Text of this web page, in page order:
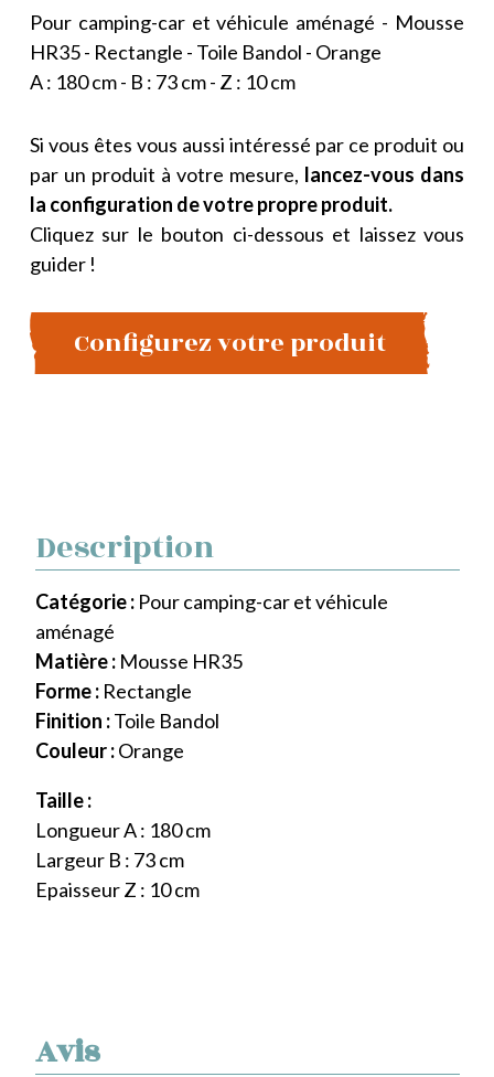
Pour camping-car et véhicule aménagé - Mousse
HR35 - Rectangle - Toile Bandol - Orange
A : 180 cm - B : 73 cm - Z : 10 cm
Si vous êtes vous aussi intéressé par ce produit ou
par un produit à votre mesure, lancez-vous dans
la configuration de votre propre produit.
Cliquez sur le bouton ci-dessous et laissez vous
guider !
Configurez votre produit
Avis
Description
Catégorie : Pour camping-car et véhicule
aménagé
Matière : Mousse HR35
Forme : Rectangle
Finition :Toile Bandol
Couleur :Orange
Taille :
Longueur A : 180 cm
Largeur B : 73 cm
Epaisseur Z : 10 cm